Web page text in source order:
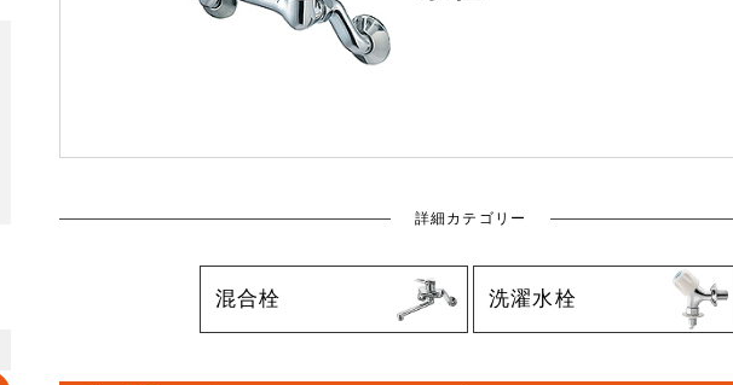
詳細カテゴリー
混合栓 洗濯水栓